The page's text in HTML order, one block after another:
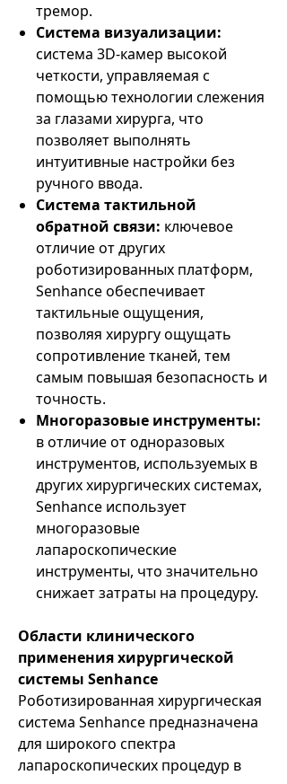
тремор.
Система визуализации:
система 3D-камер высокой
четкости, управляемая с
помощью технологии слежения
за глазами хирурга, что
позволяет выполнять
интуитивные настройки без
ручного ввода.
Система тактильной
обратной связи: ключевое
отличие от других
роботизированных платформ,
Senhance обеспечивает
тактильные ощущения,
позволяя хирургу ощущать
сопротивление тканей, тем
самым повышая безопасность и
точность.
Многоразовые инструменты:
в отличие от одноразовых
инструментов, используемых в
других хирургических системах,
Senhance использует
многоразовые
лапароскопические
инструменты, что значительно
снижает затраты на процедуру.
Области клинического
применения хирургической
системы Senhance
Роботизированная хирургическая
система Senhance предназначена
для широкого спектра
лапароскопических процедур в